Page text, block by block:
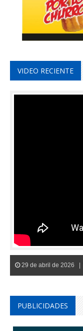
VIDEO RECIENTE
29 de abril de 2026 |
PUBLICIDADES